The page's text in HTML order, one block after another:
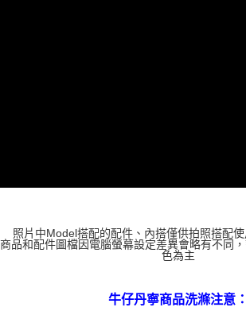
每筆NT$120
照片中Model搭配的配件、內搭僅供拍照搭配
商品和配件圖檔因電腦螢幕設定差異會略有不同
色為主
牛仔丹寧商品洗滌注意：